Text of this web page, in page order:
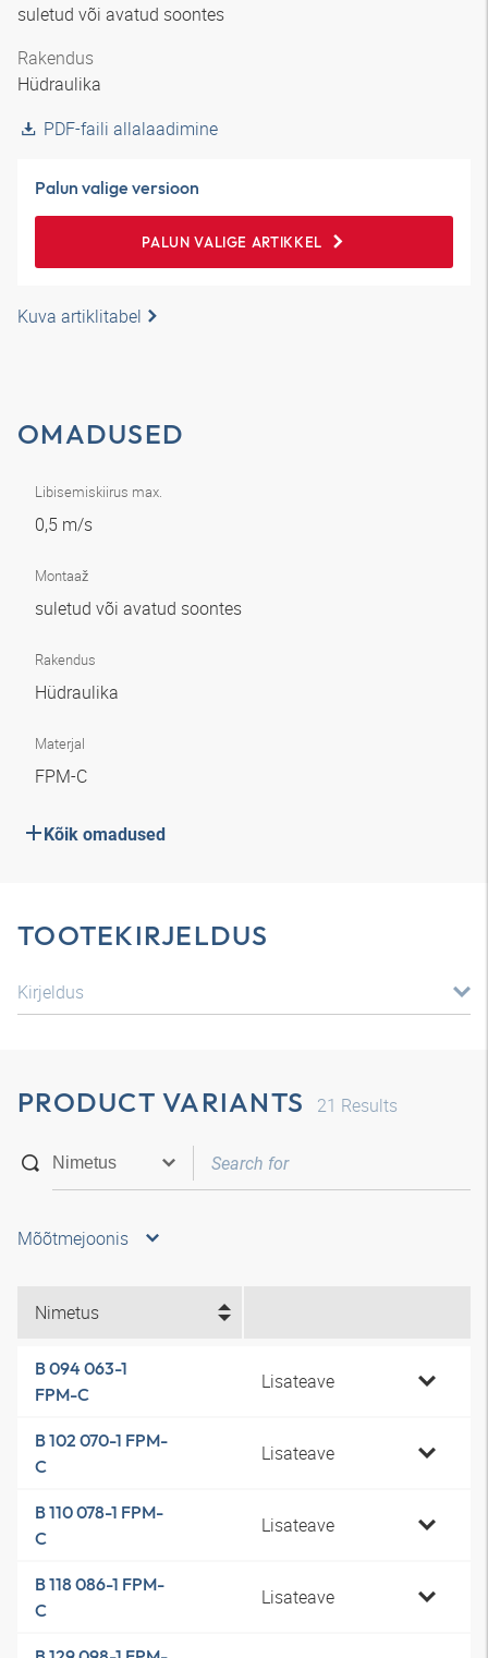
suletud või avatud soontes
Rakendus
Hüdraulika
PDF-faili allalaadimine
Palun valige versioon
PALUN VALIGE ARTIKKEL
Kuva artiklitabel
OMADUSED
Libisemiskiirus max.
0,5 m/s
Montaaž
suletud või avatud soontes
Rakendus
Hüdraulika
Materjal
FPM-C
Kõik omadused
TOOTEKIRJELDUS
Kirjeldus
PRODUCT VARIANTS 21 Results
Mõõtmejoonis
Nimetus
B 094 063-1
FPM-C
Lisateave
B 102 070-1 FPM-
C
Lisateave
B 110 078-1 FPM-
C
Lisateave
B 118 086-1 FPM-
C
Lisateave